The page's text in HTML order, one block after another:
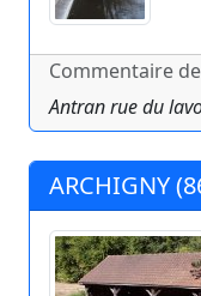
Commentaire
Antran rue du
ARCHIGNY